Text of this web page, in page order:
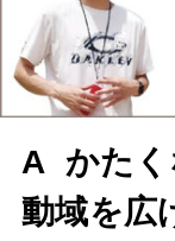
A かたく
動域を広